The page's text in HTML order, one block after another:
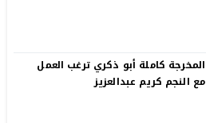
المخرجة كاملة أبو ذكري ترغب العمل
مع النجم كريم عبدالعزيز